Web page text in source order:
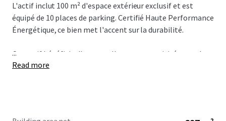
L'actif inclut 100 m² d'espace extérieur exclusif et est
équipé de 10 places de parking. Certifié Haute Performance
Énergétique, ce bien met l'accent sur la durabilité.
Cet actif bénéficie d'une excellente connectivité, avec des
liens de transport en commun pratiques, y compris un
...
Read more